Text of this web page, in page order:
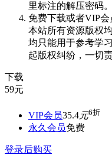
里标注的解压密码。
免费下载或者VIP
本站所有资源版权
均只能用于参考学
起版权纠纷，一切
下载
59元
VIP会员35.4元6折
永久会员免费
登录后购买